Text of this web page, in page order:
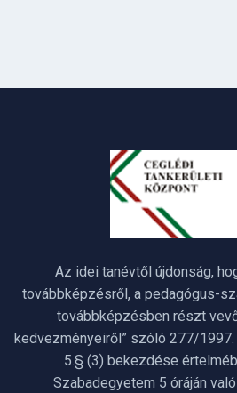
Az idei tanévtől újdonság,
továbbképzésről, a pedagógus-
továbbképzésben részt
kedvezményeiről” szóló 277/
5.§ (3) bekezdése
Szabadegyetem 5 óráján